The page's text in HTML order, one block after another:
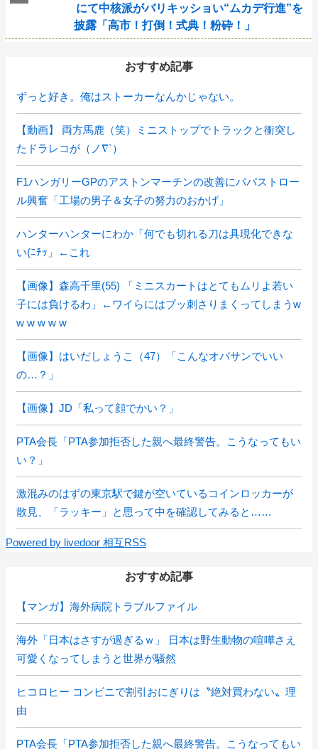
にて中核派がバリキッショい“ムカデ行進”を
披露「高市！打倒！式典！粉砕！」
おすすめ記事
ずっと好き。俺はストーカーなんかじゃない。
【動画】 両方馬鹿（笑）ミニストップでトラックと衝突し
たドラレコが（ノ∇`）
F1ハンガリーGPのアストンマーチンの改善にパパストロー
ル興奮「工場の男子＆女子の努力のおかげ」
ハンターハンターにわか「何でも切れる刀は具現化できな
い(ﾆﾁｯ」←これ
【画像】森高千里(55) 「ミニスカートはとてもムリよ若い
子には負けるわ」←ワイらにはブッ刺さりまくってしまうw
w w w w w
【画像】はいだしょうこ（47）「こんなオバサンでいい
の…？」
【画像】JD「私って顔でかい？」
PTA会長「PTA参加拒否した親へ最終警告。こうなってもい
い？」
激混みのはずの東京駅で鍵が空いているコインロッカーが
散見、「ラッキー」と思って中を確認してみると……
Powered by livedoor 相互RSS
おすすめ記事
【マンガ】海外病院トラブルファイル
海外「日本はさすが過ぎるｗ」 日本は野生動物の喧嘩さえ
可愛くなってしまうと世界が騒然
ヒコロヒー コンビニで割引おにぎりは〝絶対買わない〟理
由
PTA会長「PTA参加拒否した親へ最終警告。こうなってもい